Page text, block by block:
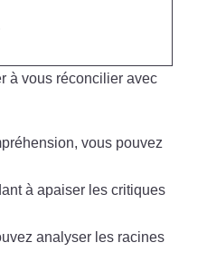
à vous réconcilier avec
vous pouvez
à apaiser les critiques
analyser les racines